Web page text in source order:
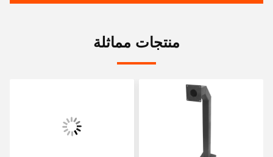
منتجات مماثلة